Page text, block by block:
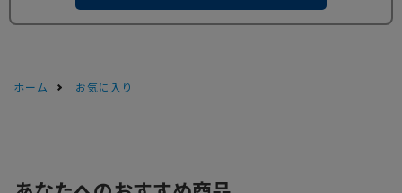
ホーム お気に入り